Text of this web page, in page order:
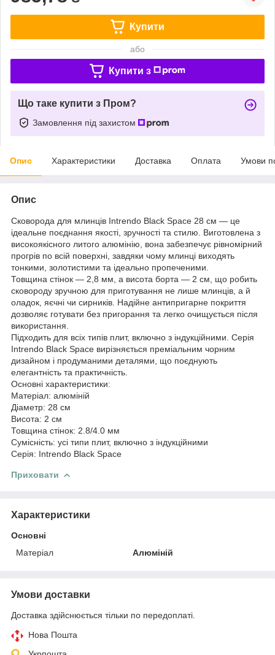
Купити
або
Купити з
Що таке купити з Пром?
Замовлення під захистом
Опис Характеристики Доставка Оплата Умови
Опис
Сковорода для млинців Intrendo Black Space 28 см — це
ідеальне поєднання якості, зручності та стилю. Виготовлена з
високоякісного литого алюмінію, вона забезпечує рівномірний
прогрів по всій поверхні, завдяки чому млинці виходять
тонкими, золотистими та ідеально пропеченими.
Товщина стінок — 2,8 мм, а висота борта — 2 см, що робить
сковороду зручною для приготування не лише млинців, а й
оладок, яєчні чи сирників. Надійне антипригарне покриття
дозволяє готувати без пригорання та легко очищується після
використання.
Підходить для всіх типів плит, включно з індукційними. Серія
Intrendo Black Space вирізняється преміальним чорним
дизайном і продуманими деталями, що поєднують
елегантність та практичність.
Основні характеристики:
Матеріал: алюміній
Діаметр: 28 см
Висота: 2 см
Товщина стінок: 2.8/4.0 мм
Сумісність: усі типи плит, включно з індукційними
Серія: Intrendo Black Space
Приховати
Характеристики
Основні
Матеріал
Алюміній
Умови доставки
Доставка здійснюється тільки по передоплаті.
Нова Пошта